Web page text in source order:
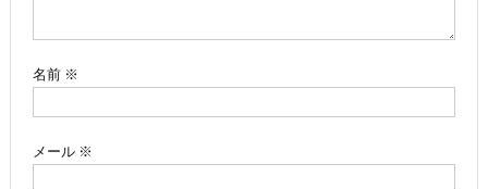
名前 ※
メール ※